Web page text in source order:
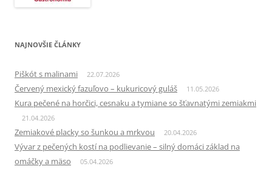
NAJNOVŠIE ČLÁNKY
Piškót s malinami 22.07.2026
Červený mexický fazuľovo – kukuricový guláš 11.05.2026
Kura pečené na horčici, cesnaku a tymiane so šťavnatými zemiakmi
21.04.2026
Zemiakové placky so šunkou a mrkvou 20.04.2026
Vývar z pečených kostí na podlievanie – silný domáci základ na
omáčky a mäso
05.04.2026